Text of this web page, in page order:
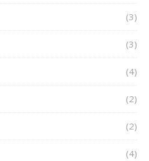
(3)
(3)
(4)
(2)
(2)
(4)